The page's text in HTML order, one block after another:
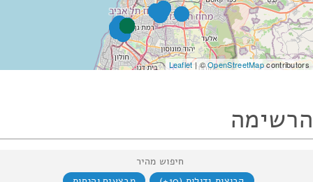
Leaflet| ©OpenStreetMapcontributors
הרשימה
חיפוש מהיר